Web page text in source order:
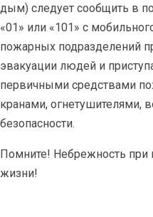
дым) следует сообщить в
«01» или «101» с
пожарных подразделений
эвакуации людей и
первичными средствами
кранами, огнетушителями,
безопасности.
Помните! Небрежность при
жизни!